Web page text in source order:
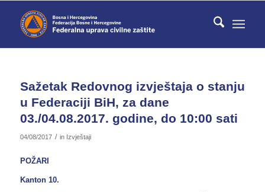
Sažetak Redovnog izvještaja o stanju
u Federaciji BiH, za dane
03./04.08.2017. godine, do 10:00 sati
04/08/2017 / in Izvještaji
POŽARI
Kanton 10.